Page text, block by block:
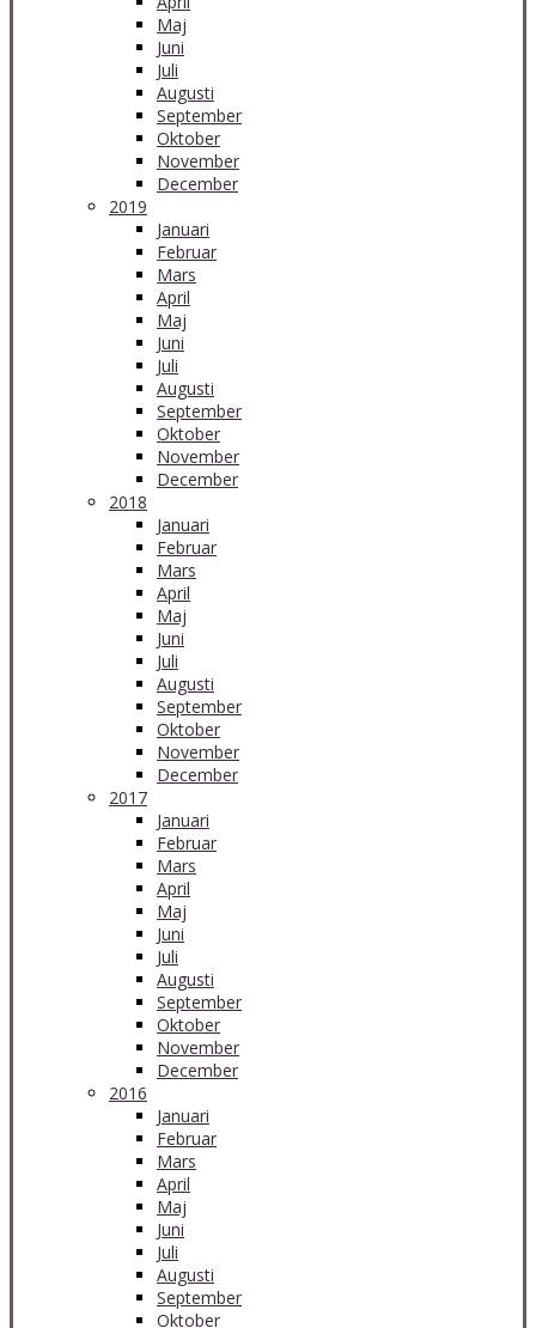
Maj
Juni
Juli
Augusti
September
Oktober
November
December
2019
Januari
Februar
Mars
April
Maj
Juni
Juli
Augusti
September
Oktober
November
December
2018
Januari
Februar
Mars
April
Maj
Juni
Juli
Augusti
September
Oktober
November
December
2017
Januari
Februar
Mars
April
Maj
Juni
Juli
Augusti
September
Oktober
November
December
2016
Januari
Februar
Mars
April
Maj
Juni
Juli
Augusti
September
Oktober